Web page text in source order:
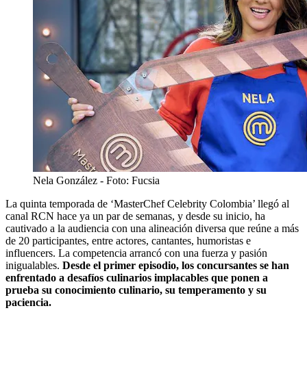
Nela González - Foto: Fucsia
La quinta temporada de ‘MasterChef Celebrity Colombia’ llegó al
canal RCN hace ya un par de semanas, y desde su inicio, ha
cautivado a la audiencia con una alineación diversa que reúne a más
de 20 participantes, entre actores, cantantes, humoristas e
influencers. La competencia arrancó con una fuerza y pasión
inigualables. Desde el primer episodio, los concursantes se han
enfrentado a desafíos culinarios implacables que ponen a
prueba su conocimiento culinario, su temperamento y su
paciencia.